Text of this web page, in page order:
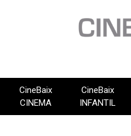
CineBaix
CINEMA
CineBaix
INFANTIL